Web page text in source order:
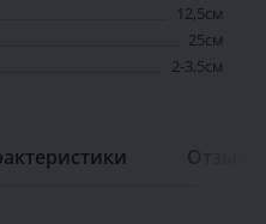
12,5см
25см
2-3,5см